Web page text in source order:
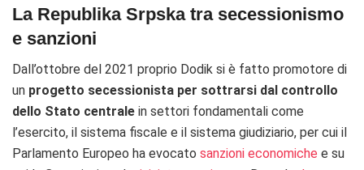
La Republika Srpska tra secessionismo
e sanzioni
Dall’ottobre del 2021 proprio Dodik si è fatto promotore di
un progetto secessionista per sottrarsi dal controllo
dello Stato centrale in settori fondamentali come
l’esercito, il sistema fiscale e il sistema giudiziario, per cui il
Parlamento Europeo ha evocato sanzioni economiche e su